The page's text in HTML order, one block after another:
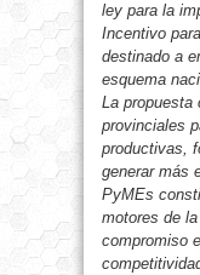
ley para la
Incentivo
destinado a
esquema
La propuesta
provinciales
productivas,
generar más
PyMEs
motores de
compromiso